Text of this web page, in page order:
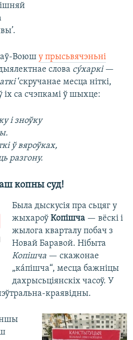
Воюш у прысьвячэньні
слова сýхаркі—
‘скручанае месца ніткі,
іх са счэпкамі ў шыхце:
і зноўку
.
ў вяроўках,
разгону.
копны суд!
Была дыскусія пра сьцяг у
жыхароў Копішча— вёскі і
жылога кварталу побач з
Новай Баравой. Нібыта
Копішча— скажонае
„кáпішча“, месца бажніцы
дахрысьціянскіх часоў. У
краявідны.